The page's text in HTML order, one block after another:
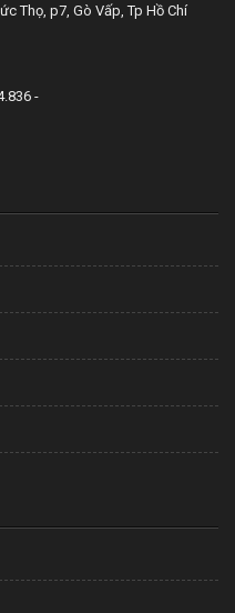
Thọ, p7, Gò Vấp, Tp Hồ Chí
-